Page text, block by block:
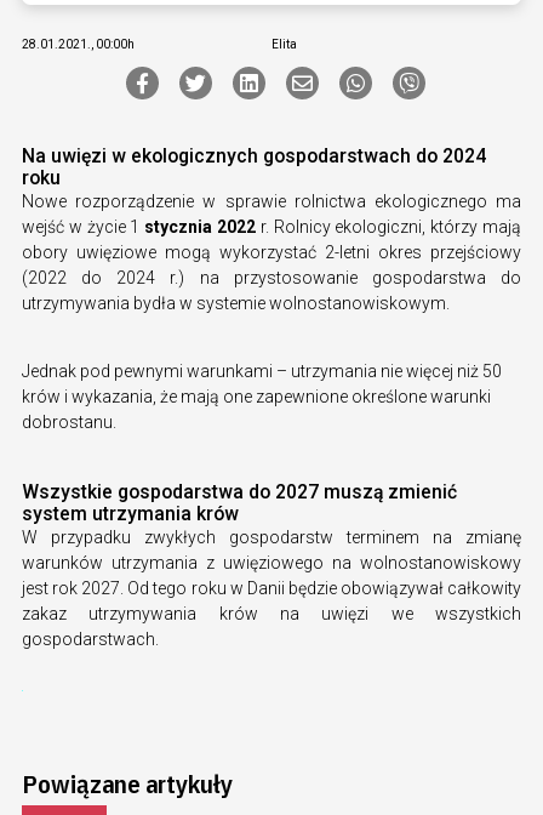
28.01.2021., 00:00h Elita
Na uwięzi w ekologicznych gospodarstwach do 2024
roku
Nowe rozporządzenie w sprawie rolnictwa ekologicznego ma
wejść w życie 1 stycznia 2022 r. Rolnicy ekologiczni, którzy mają
obory uwięziowe mogą wykorzystać 2-letni okres przejściowy
(2022 do 2024 r.) na przystosowanie gospodarstwa do
utrzymywania bydła w systemie wolnostanowiskowym.
Jednak pod pewnymi warunkami – utrzymania nie więcej niż 50
krów i wykazania, że mają one zapewnione określone warunki
dobrostanu.
Wszystkie gospodarstwa do 2027 muszą zmienić
system utrzymania krów
W przypadku zwykłych gospodarstw terminem na zmianę
warunków utrzymania z uwięziowego na wolnostanowiskowy
jest rok 2027. Od tego roku w Danii będzie obowiązywał całkowity
zakaz utrzymywania krów na uwięzi we wszystkich
gospodarstwach.
Powiązane artykuły